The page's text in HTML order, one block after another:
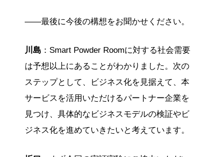
——最後に今後の構想をお聞かせください。
川島 ：Smart Powder Roomに対する社会需要
は予想以上にあることがわかりました。次の
ステップとして、ビジネス化を見据えて、本
サービスを活用いただけるパートナー企業を
見つけ、具体的なビジネスモデルの検証やビ
ジネス化を進めていきたいと考えています。